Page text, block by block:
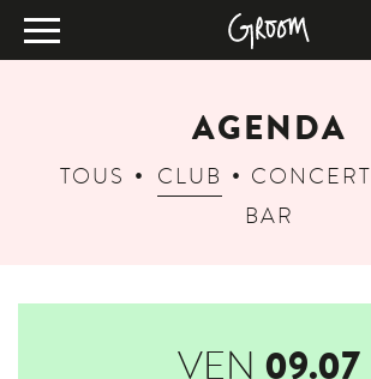
AGENDA
TOUS CLUB CONCERT
BAR
VEN 09.07